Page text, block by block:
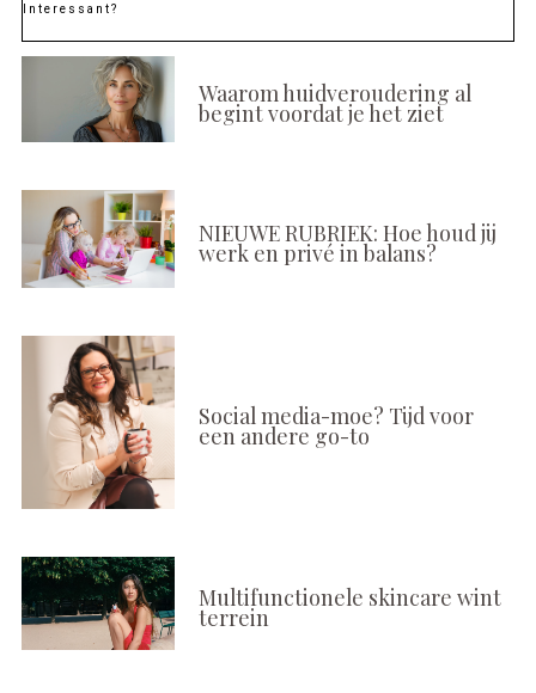
Interessant?
Waarom huidveroudering al
begint voordat je het ziet
NIEUWE RUBRIEK: Hoe houd jij
werk en privé in balans?
Social media-moe? Tijd voor
een andere go-to
Multifunctionele skincare wint
terrein